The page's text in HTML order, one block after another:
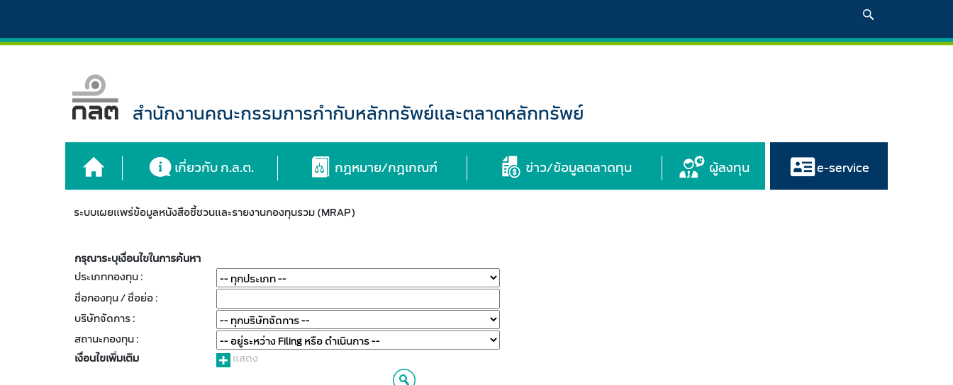
สำนักงานคณะกรรมการกำกับหลักทรัพย์และตลาดหลักทรัพย์
เกี่ยวกับ ก.ล.ต. กฎหมาย/กฎเกณฑ์ ข่าว/ข้อมูลตลาดทุน ผู้ลงทุน e-service
ระบบเผยแพร่ข้อมูลหนังสือชี้ชวนและรายงานกองทุนรวม (MRAP)
กรุณาระบุเงื่อนไขในการค้นหา
ประเภทกองทุน :
ชื่อกองทุน / ชื่อย่อ :
บริษัทจัดการ :
สถานะกองทุน :
เงื่อนไขเพิ่มเติม
แสดง